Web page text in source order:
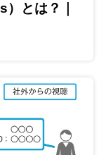
とは？｜